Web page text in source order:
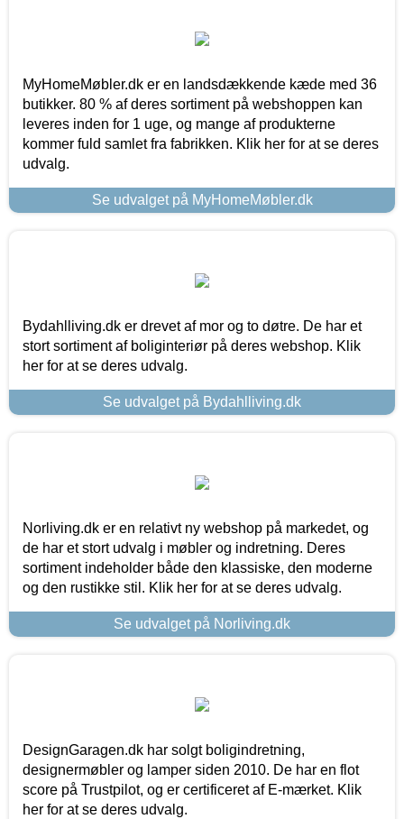
MyHomeMøbler.dk er en landsdækkende kæde med 36
butikker. 80 % af deres sortiment på webshoppen kan
leveres inden for 1 uge, og mange af produkterne
kommer fuld samlet fra fabrikken. Klik her for at se deres
udvalg.
Se udvalget på MyHomeMøbler.dk
Bydahlliving.dk er drevet af mor og to døtre. De har et
stort sortiment af boliginteriør på deres webshop. Klik
her for at se deres udvalg.
Se udvalget på Bydahlliving.dk
Norliving.dk er en relativt ny webshop på markedet, og
de har et stort udvalg i møbler og indretning. Deres
sortiment indeholder både den klassiske, den moderne
og den rustikke stil. Klik her for at se deres udvalg.
Se udvalget på Norliving.dk
DesignGaragen.dk har solgt boligindretning,
designermøbler og lamper siden 2010. De har en flot
score på Trustpilot, og er certificeret af E-mærket. Klik
her for at se deres udvalg.